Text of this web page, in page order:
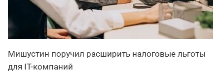
Мишустин поручил расширить налоговые льготы
для IT-компаний